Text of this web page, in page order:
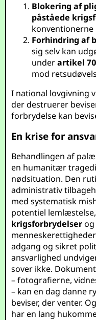
Blokering af
påståede
konventionerne
Forhindring af
sig selv kan
underartikel
mod
I national lovgivning
der destruerer
forbrydelse kan
En krise for
Behandlingen af
en humanitær
nødsituation. Den
administrativ
med systematisk
potentiel
krigsforbrydelser
adgang og sikret
ansvarlighed
sover ikke.
– fotografierne,
– kan en dag danne
beviser, der venter.
har en lang